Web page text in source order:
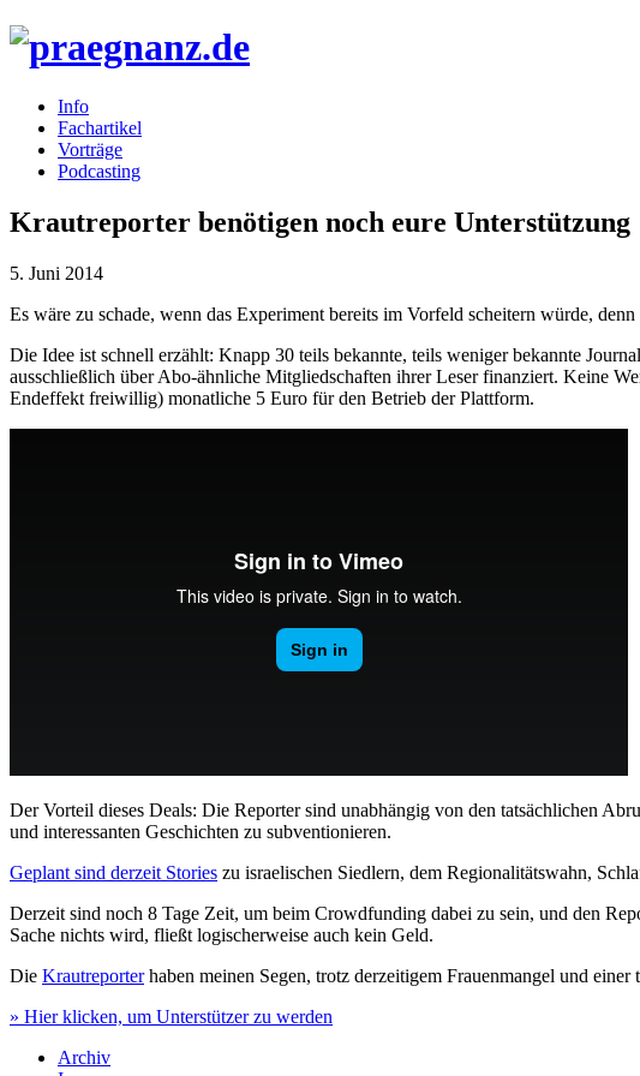
Info
Fachartikel
Vorträge
Podcasting
Krautreporter benötigen noch eure Unterstützung
5. Juni 2014
Es wäre zu schade, wenn das Experiment bereits im Vorfeld scheitern würde,
Die Idee ist schnell erzählt: Knapp 30 teils bekannte, teils weniger bekannte
ausschließlich über Abo-ähnliche Mitgliedschaften ihrer Leser finanziert. Keine
Endeffekt freiwillig) monatliche 5 Euro für den Betrieb der Plattform.
Der Vorteil dieses Deals: Die Reporter sind unabhängig von den tatsächlichen
und interessanten Geschichten zu subventionieren.
Geplant sind derzeit Stories zu israelischen Siedlern, dem Regionalitätswahn,
Derzeit sind noch 8 Tage Zeit, um beim Crowdfunding dabei zu sein, und den
Sache nichts wird, fließt logischerweise auch kein Geld.
Die Krautreporterhaben meinen Segen, trotz derzeitigem Frauenmangel und
» Hier klicken, um Unterstützer zu werden
Archiv